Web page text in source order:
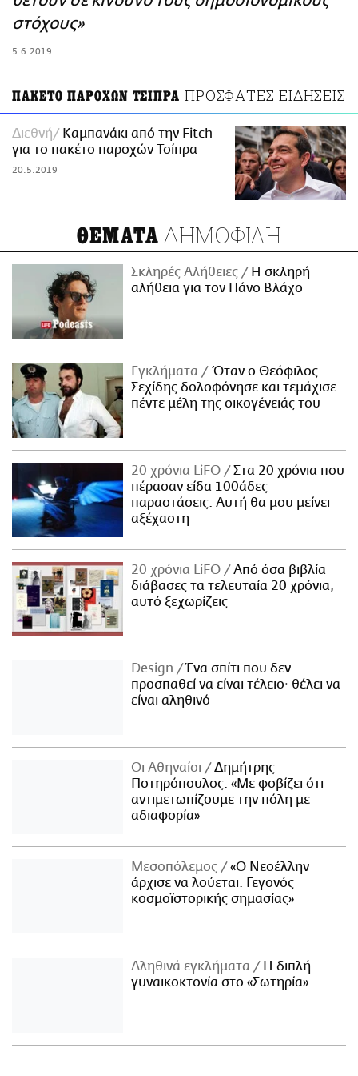
ΑΜΠΑ
στόχους»
5.6.2019
ΠΑΚΕΤΟ ΠΑΡΟΧΩΝ ΤΣΙΠΡΑ ΠΡΟΣΦΑΤΕΣ ΕΙΔΗΣΕΙΣ
Διεθνή
Καμπανάκι από την Fitch
για το πακέτο παροχών Τσίπρα
20.5.2019
ΘΕΜΑΤΑ ΔΗΜΟΦΙΛΗ
Σκληρές Αλήθειες
H σκληρή
αλήθεια για τον Πάνο Βλάχο
Εγκλήματα
Όταν ο Θεόφιλος
Σεχίδης δολοφόνησε και τεμάχισε
πέντε μέλη της οικογένειάς του
20 χρόνια LiFO
Στα 20 χρόνια που
πέρασαν είδα 100άδες
παραστάσεις. Αυτή θα μου μείνει
αξέχαστη
20 χρόνια LiFO
Από όσα βιβλία
διάβασες τα τελευταία 20 χρόνια,
αυτό ξεχωρίζεις
Design
Ένα σπίτι που δεν
προσπαθεί να είναι τέλειο· θέλει να
είναι αληθινό
Οι Αθηναίοι
Δημήτρης
Ποτηρόπουλος: «Με φοβίζει ότι
αντιμετωπίζουμε την πόλη με
αδιαφορία»
Μεσοπόλεμος
«Ο Νεοέλλην
άρχισε να λούεται. Γεγονός
κοσμοϊστορικής σημασίας»
Αληθινά εγκλήματα
Η διπλή
γυναικοκτονία στο «Σωτηρία»